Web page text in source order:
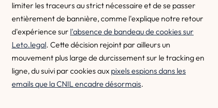
limiter les traceurs au strict nécessaire et de se passer
entièrement de bannière, comme l'explique notre retour
d'expérience sur l'absence de bandeau de cookies sur
Leto.legal. Cette décision rejoint par ailleurs un
mouvement plus large de durcissement sur le tracking en
ligne, du suivi par cookies aux pixels espions dans les
emails que la CNIL encadre désormais.